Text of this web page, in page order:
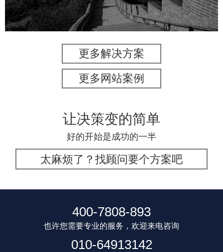
更多解决方案
更多网站案例
让决策变的简单
好的开始是成功的一半
太麻烦了？找顾问要个方案吧
400-7808-893
也许您需要专业的服务，欢迎来电咨询
010-64913142